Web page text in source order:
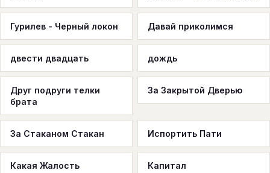
Гурилев - Черный локон Давай приколимся
двести двадцать дождь
Друг подруги телки
брата
За Закрытой Дверью
За Стаканом Стакан Испортить Пати
Какая Жалость Капитал